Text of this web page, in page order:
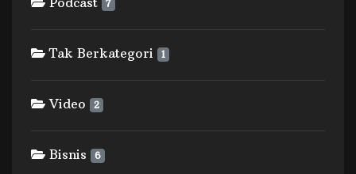
7
Tak Berkategori 1
Video 2
Bisnis 6